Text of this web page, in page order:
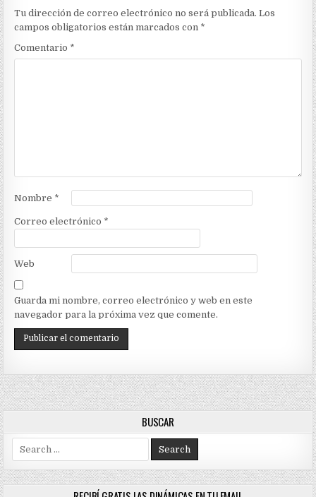
Tu dirección de correo electrónico no será publicada. Los
campos obligatorios están marcados con *
Comentario *
Nombre *
Correo electrónico *
Web
Guarda mi nombre, correo electrónico y web en este
navegador para la próxima vez que comente.
BUSCAR
for: